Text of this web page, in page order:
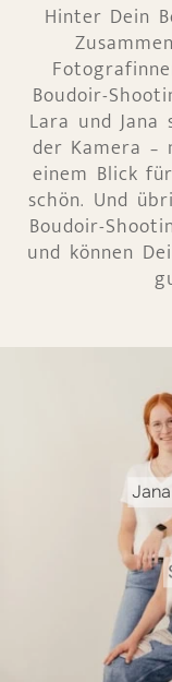
Jana
Hinter Dein
Boudoir-
Lara und
der Kamera –
einem Blick
schön. Und
Boudoir-
und können